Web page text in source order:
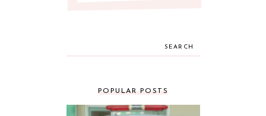
SEARCH
POPULAR POSTS